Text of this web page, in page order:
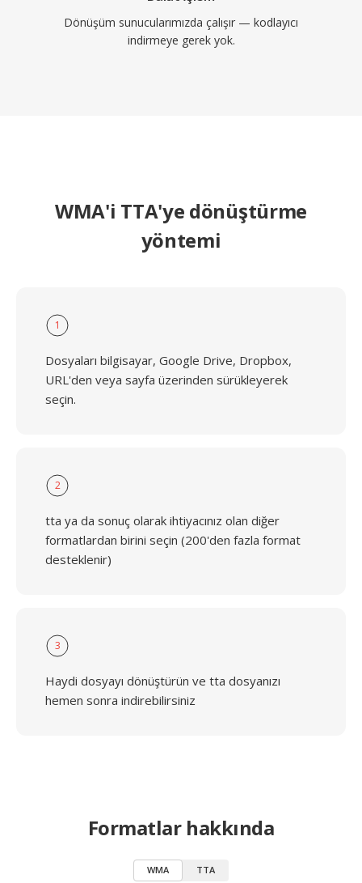
Dönüşüm sunucularımızda çalışır — kodlayıcı
indirmeye gerek yok.
WMA'i TTA'ye dönüştürme
yöntemi
1
Dosyaları bilgisayar, Google Drive, Dropbox,
URL'den veya sayfa üzerinden sürükleyerek
seçin.
2
tta ya da sonuç olarak ihtiyacınız olan diğer
formatlardan birini seçin (200'den fazla format
desteklenir)
3
Haydi dosyayı dönüştürün ve tta dosyanızı
hemen sonra indirebilirsiniz
Formatlar hakkında
WMA TTA